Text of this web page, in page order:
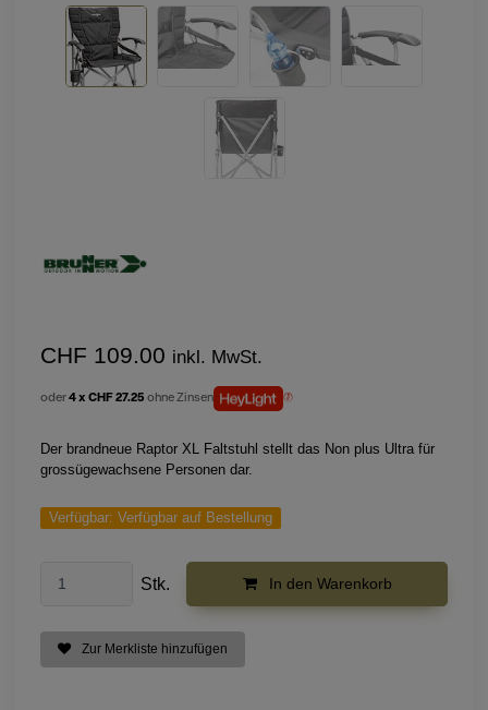
CHF 109.00 inkl. MwSt.
oder4 x CHF 27.25 ohne Zinsen
Der brandneue Raptor XL Faltstuhl stellt das Non plus Ultra für
grossügewachsene Personen dar.
Verfügbar: Verfügbar auf Bestellung
Stk. In den Warenkorb
Zur Merkliste hinzufügen